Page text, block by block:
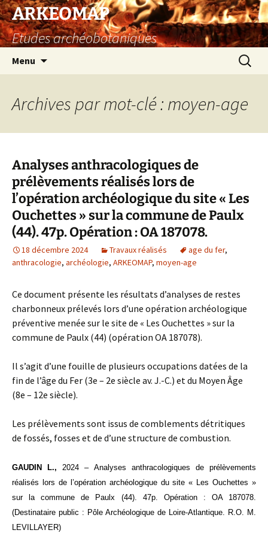
Aller
au
contenu
ARKEOMAP
Etudes archéobotaniques
Menu
Archives par mot-clé : moyen-age
Analyses anthracologiques de
prélèvements réalisés lors de
l’opération archéologique du site « Les
Ouchettes » sur la commune de Paulx
(44). 47p. Opération : OA 187078.
18 décembre 2024 Travaux réalisés age du fer,
anthracologie, archéologie, ARKEOMAP, moyen-age
Ce document présente les résultats d’analyses de restes
charbonneux prélevés lors d’une opération archéologique
préventive menée sur le site de « Les Ouchettes » sur la
commune de Paulx (44) (opération OA 187078).
Il s’agit d’une fouille de plusieurs occupations datées de la
fin de l’âge du Fer (3e – 2e siècle av. J.-C.) et du Moyen Âge
(8e – 12e siècle).
Les prélèvements sont issus de comblements détritiques
de fossés, fosses et de d’une structure de combustion.
GAUDIN L.,2024 – Analyses anthracologiques de prélèvements
réalisés lors de l’opération archéologique du site « Les Ouchettes »
sur la commune de Paulx (44). 47p. Opération : OA 187078.
(Destinataire public : Pôle Archéologique de Loire-Atlantique. R.O. M.
LEVILLAYER)